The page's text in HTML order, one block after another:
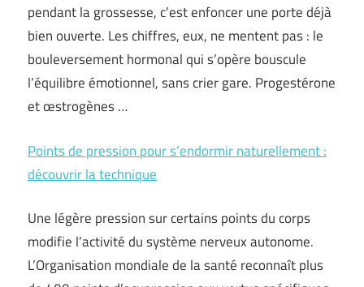
pendant la grossesse, c’est enfoncer une porte déjà
bien ouverte. Les chiffres, eux, ne mentent pas : le
bouleversement hormonal qui s’opère bouscule
l’équilibre émotionnel, sans crier gare. Progestérone
et œstrogènes …
Points de pression pour s’endormir naturellement :
découvrir la technique
Une légère pression sur certains points du corps
modifie l’activité du système nerveux autonome.
L’Organisation mondiale de la santé reconnaît plus